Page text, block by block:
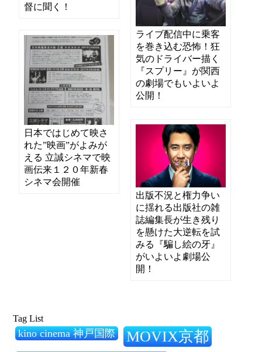
督に聞く！
ライブ配信中に乗客
を巻き込む恐怖！狂
気のドライバー描く
『スプリー』が関西
の劇場でもいよいよ
公開！
日本ではじめて映さ
れた”映画”がよみが
える 立誠シネマで映
画伝来１２０年新春
シネマ会開催
出版不況と権力争い
に揺れる出版社の雑
誌編集長が生き残り
を懸けた大逆転を試
みる『騙し絵の牙』
がいよいよ劇場公
開！
Tag List
kino cinema 神戸国際 MOVIX京都